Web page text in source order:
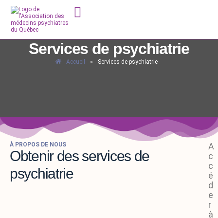
Services de psychiatrie
Accueil » Services de psychiatrie
À PROPOS DE NOUS
Obtenir des services de
psychiatrie
A
c
c
é
d
e
r
à